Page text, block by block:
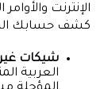
الإنترنت
كشف حسابك
شيكات